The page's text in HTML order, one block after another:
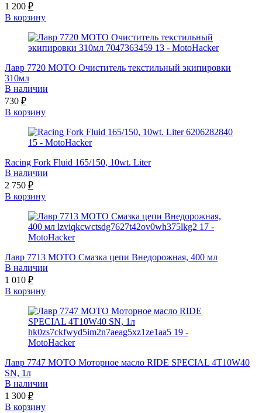
1 200 ₽
В корзину
Лавр 7720 МОТО Очиститель текстильный экипировки
310мл
В наличии
730 ₽
В корзину
Racing Fork Fluid 165/150, 10wt. Liter
В наличии
2 750 ₽
В корзину
Лавр 7713 МОТО Смазка цепи Внедорожная, 400 мл
В наличии
1 010 ₽
В корзину
Лавр 7747 МОТО Моторное масло RIDE SPECIAL 4T10W40
SN, 1л
В наличии
1 300 ₽
В корзину